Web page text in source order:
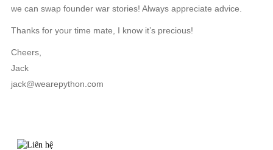
we can swap founder war stories! Always appreciate advice.
Thanks for your time mate, I know it’s precious!
Cheers,
Jack
jack@wearepython.com